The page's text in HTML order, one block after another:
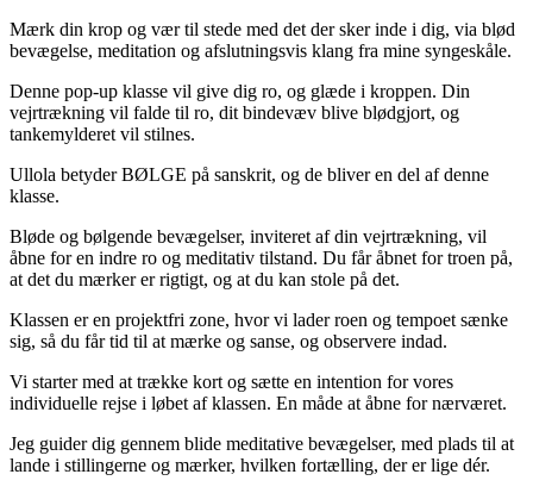
Mærk din krop og vær til stede med det der sker inde i dig, via blød
bevægelse, meditation og afslutningsvis klang fra mine syngeskåle.
Denne pop-up klasse vil give dig ro, og glæde i kroppen. Din
vejrtrækning vil falde til ro, dit bindevæv blive blødgjort, og
tankemylderet vil stilnes.
Ullola betyder BØLGE på sanskrit, og de bliver en del af denne
klasse.
Bløde og bølgende bevægelser, inviteret af din vejrtrækning, vil
åbne for en indre ro og meditativ tilstand. Du får åbnet for troen på,
at det du mærker er rigtigt, og at du kan stole på det.
Klassen er en projektfri zone, hvor vi lader roen og tempoet sænke
sig, så du får tid til at mærke og sanse, og observere indad.
Vi starter med at trække kort og sætte en intention for vores
individuelle rejse i løbet af klassen. En måde at åbne for nærværet.
Jeg guider dig gennem blide meditative bevægelser, med plads til at
lande i stillingerne og mærker, hvilken fortælling, der er lige dér.